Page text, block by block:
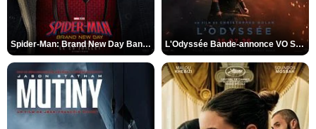
Spider-Man: Brand New Day Bande-annonce VO STFR L'Odyssée Bande-annonce VO STFR